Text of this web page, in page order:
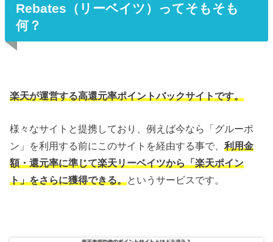
Rebates（リーベイツ）ってそもそも
何？
楽天が運営する高還元率ポイントバックサイトです。
様々なサイトと提携しており、例えば今なら「グルーポ
ン」を利用する前にこのサイトを経由する事で、利用金
額・還元率に準じて楽天リーベイツから「楽天ポイン
ト」をさらに獲得できる。というサービスです。